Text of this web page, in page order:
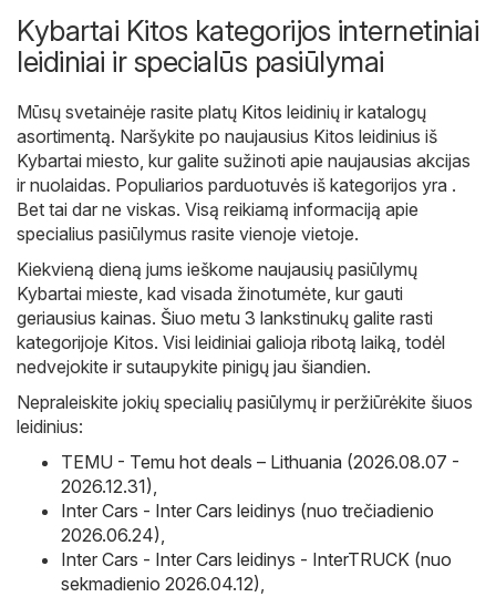
Kybartai Kitos kategorijos internetiniai
leidiniai ir specialūs pasiūlymai
Mūsų svetainėje rasite platų Kitos leidinių ir katalogų
asortimentą. Naršykite po naujausius Kitos leidinius iš
Kybartai miesto, kur galite sužinoti apie naujausias akcijas
ir nuolaidas. Populiarios parduotuvės iš kategorijos yra .
Bet tai dar ne viskas. Visą reikiamą informaciją apie
specialius pasiūlymus rasite vienoje vietoje.
Kiekvieną dieną jums ieškome naujausių pasiūlymų
Kybartai mieste, kad visada žinotumėte, kur gauti
geriausius kainas. Šiuo metu 3 lankstinukų galite rasti
kategorijoje Kitos. Visi leidiniai galioja ribotą laiką, todėl
nedvejokite ir sutaupykite pinigų jau šiandien.
Nepraleiskite jokių specialių pasiūlymų ir peržiūrėkite šiuos
leidinius:
TEMU - Temu hot deals – Lithuania (2026.08.07 -
2026.12.31),
Inter Cars - Inter Cars leidinys (nuo trečiadienio
2026.06.24),
Inter Cars - Inter Cars leidinys - InterTRUCK (nuo
sekmadienio 2026.04.12),